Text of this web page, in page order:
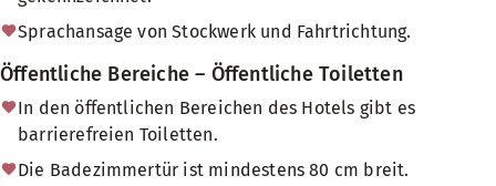
Sprachansage von Stockwerk und Fahrtrichtung.
Öffentliche Bereiche – Öffentliche Toiletten
In den öffentlichen Bereichen des Hotels gibt es
barrierefreien Toiletten.
Die Badezimmertür ist mindestens 80 cm breit.